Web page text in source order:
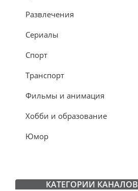
Развлечения
Сериалы
Спорт
Транспорт
Фильмы и анимация
Хобби и образование
Юмор
КАТЕГОРИИ КАНАЛОВ